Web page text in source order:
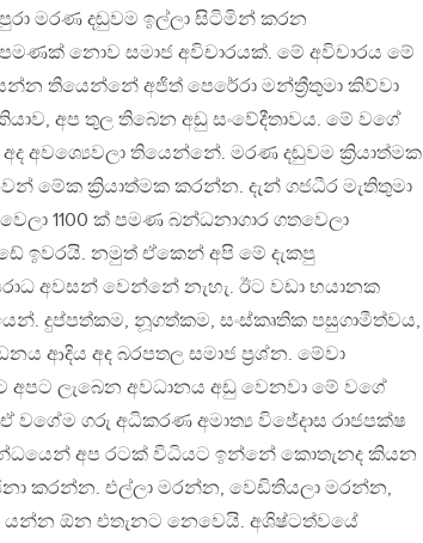
මරණ දඬුවම ඉල්ලා සිටිමින් කරන
නොව සමාජ අවිචාරයක්. මේ අවිචාරය මේ
තියෙන්නේ අජිත් පෙරේරා මන්ත්‍රීතුමා කිව්වා
අප තුල තිබෙන අඩු සංවේදීතාවය. මේ වගේ
අවශ්‍යෙවලා තියෙන්නේ. මරණ දඬුවම ක්‍රියාත්මක
මේක ක්‍රියාත්මක කරන්න. දැන් ගජධීර මැතිතුමා
1100 ක් පමණ බන්ධනාගාර ගතවෙලා
ඉවරයි. නමුත් ඒකෙන් අපි මේ දැකපු
අවසන් වෙන්නේ නැහැ. ඊට වඩා භයානක
දුප්පත්කම, නූගත්කම, සංස්කෘතික පසුගාමීත්වය,
ආදිය අද බරපතල සමාජ ප්‍රශ්න. මේවා
ලැබෙන අවධානය අඩු වෙනවා මේ වගේ
ගරු අධිකරණ අමාත්‍ය විජේදාස රාජපක්ෂ
අප රටක් විධියට ඉන්නේ කොතැනද කියන
කරන්න. එල්ලා මරන්න, වෙඩිතියලා මරන්න,
ඕන එතැනට නෙවෙයි. අශිෂ්ටත්වයේ